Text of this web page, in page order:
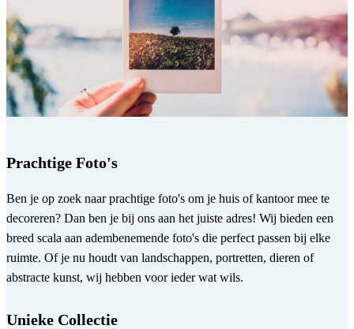
Prachtige Foto's
Ben je op zoek naar prachtige foto's om je huis of kantoor mee te
decoreren? Dan ben je bij ons aan het juiste adres! Wij bieden een
breed scala aan adembenemende foto's die perfect passen bij elke
ruimte. Of je nu houdt van landschappen, portretten, dieren of
abstracte kunst, wij hebben voor ieder wat wils.
Unieke Collectie